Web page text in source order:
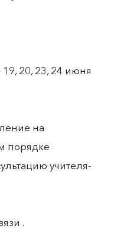
20, 23, 24 июня
на
порядке
учителя-
.